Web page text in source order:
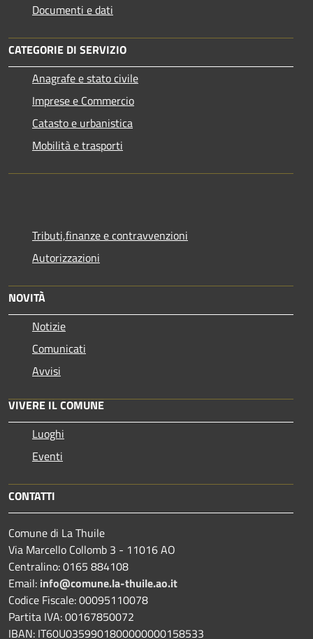
Documenti e dati
CATEGORIE DI SERVIZIO
Anagrafe e stato civile
Imprese e Commercio
Catasto e urbanistica
Mobilità e trasporti
Tributi,finanze e contravvenzioni
Autorizzazioni
NOVITÀ
Notizie
Comunicati
Avvisi
VIVERE IL COMUNE
Luoghi
Eventi
CONTATTI
Comune di La Thuile
Via Marcello Collomb 3 - 11016 AO
Centralino: 0165 884108
Email: info@comune.la-thuile.ao.it
Codice Fiscale: 00095110078
Partita IVA: 00167850072
IBAN: IT60U0359901800000000158533